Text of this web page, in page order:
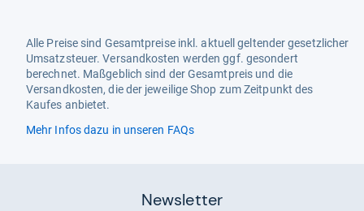
Alle Preise sind Gesamtpreise inkl. aktuell geltender gesetzlicher
Umsatzsteuer. Versandkosten werden ggf. gesondert
berechnet. Maßgeblich sind der Gesamtpreis und die
Versandkosten, die der jeweilige Shop zum Zeitpunkt des
Kaufes anbietet.
Mehr Infos dazu in unseren FAQs
Newsletter